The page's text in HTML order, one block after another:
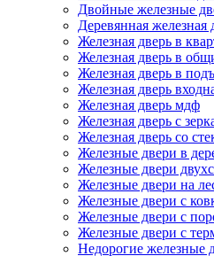
Двойные железные
Деревянная железная
Железная дверь в
Железная дверь в
Железная дверь в
Железная дверь
Железная дверь мдф
Железная дверь с
Железная дверь со
Железные двери в
Железные двери
Железные двери на
Железные двери с
Железные двери с
Железные двери с
Недорогие железные